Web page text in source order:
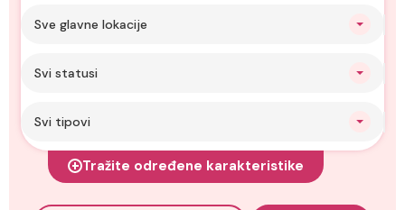
Sve glavne lokacije
Svi statusi
Svi tipovi
Tražite određene karakteristike